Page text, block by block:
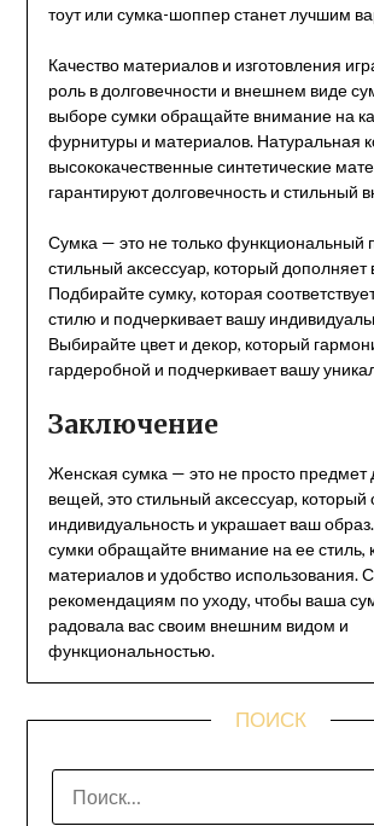
тоут или сумка-шоппер станет лучшим
Качество материалов и изготовления
роль в долговечности и внешнем виде
выборе сумки обращайте внимание на
фурнитуры и материалов. Натуральная
высококачественные синтетические
гарантируют долговечность и стильный
Сумка — это не только функциональный
стильный аксессуар, который дополняет
Подбирайте сумку, которая
стилю и подчеркивает вашу
Выбирайте цвет и декор, который
гардеробной и подчеркивает вашу
Заключение
Женская сумка — это не просто
вещей, это стильный аксессуар,
индивидуальность и украшает ваш
сумки обращайте внимание на ее стиль,
материалов и удобство использования.
рекомендациям по уходу, чтобы ваша
радовала вас своим внешним видом и
функциональностью.
ПОИСК